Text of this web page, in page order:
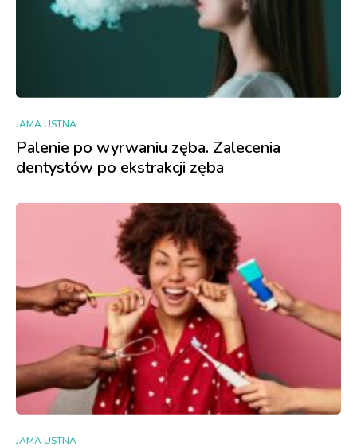
JAMA USTNA
Palenie po wyrwaniu zęba. Zalecenia
dentystów po ekstrakcji zęba
JAMA USTNA